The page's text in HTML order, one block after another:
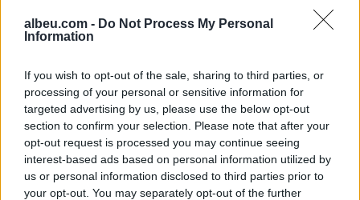
albeu.com - Do Not Process My Personal
Information
If you wish to opt-out of the sale, sharing to third parties, or
processing of your personal or sensitive information for
targeted advertising by us, please use the below opt-out
section to confirm your selection. Please note that after your
opt-out request is processed you may continue seeing
interest-based ads based on personal information utilized by
us or personal information disclosed to third parties prior to
your opt-out. You may separately opt-out of the further
çfarë dyshohet